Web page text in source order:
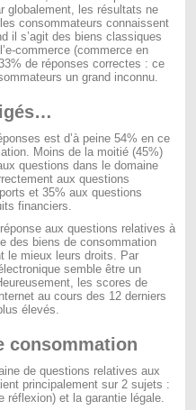
globalement, les résultats ne
consommateurs connaissent
il s’agit des biens classiques
commerce (commerce en
de réponses correctes : ce
un grand inconnu.
est d’à peine 54% en ce
Moins de la moitié (45%)
questions dans le domaine
aux questions
et 35% aux questions
financiers.
aux questions relatives à
des biens de consommation
le mieux leurs droits. Par
semble être un
les scores de
au cours des 12 derniers
élevés.
consommation
de questions relatives aux
principalement sur 2 sujets :
réflexion) et la garantie légale.